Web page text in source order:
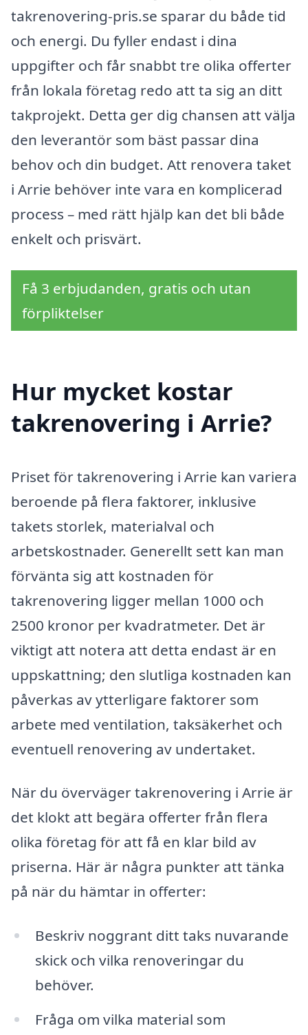
takrenovering-pris.se sparar du både tid
och energi. Du fyller endast i dina
uppgifter och får snabbt tre olika offerter
från lokala företag redo att ta sig an ditt
takprojekt. Detta ger dig chansen att välja
den leverantör som bäst passar dina
behov och din budget. Att renovera taket
i Arrie behöver inte vara en komplicerad
process – med rätt hjälp kan det bli både
enkelt och prisvärt.
Få 3 erbjudanden, gratis och utan
förpliktelser
Hur mycket kostar
takrenovering i Arrie?
Priset för takrenovering i Arrie kan variera
beroende på flera faktorer, inklusive
takets storlek, materialval och
arbetskostnader. Generellt sett kan man
förvänta sig att kostnaden för
takrenovering ligger mellan 1000 och
2500 kronor per kvadratmeter. Det är
viktigt att notera att detta endast är en
uppskattning; den slutliga kostnaden kan
påverkas av ytterligare faktorer som
arbete med ventilation, taksäkerhet och
eventuell renovering av undertaket.
När du överväger takrenovering i Arrie är
det klokt att begära offerter från flera
olika företag för att få en klar bild av
priserna. Här är några punkter att tänka
på när du hämtar in offerter:
Beskriv noggrant ditt taks nuvarande
skick och vilka renoveringar du
behöver.
Fråga om vilka material som